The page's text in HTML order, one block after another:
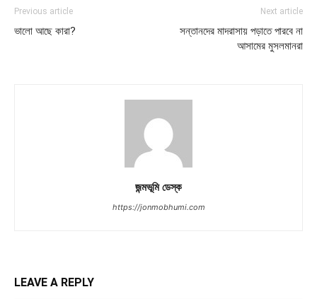
Previous article
ভালো আছে কারা?
Next article
সন্তানদের মাদরাসায় পড়াতে পারবে না
আসামের মুসলমানরা
জন্মভূমি ডেস্ক
https://jonmobhumi.com
LEAVE A REPLY